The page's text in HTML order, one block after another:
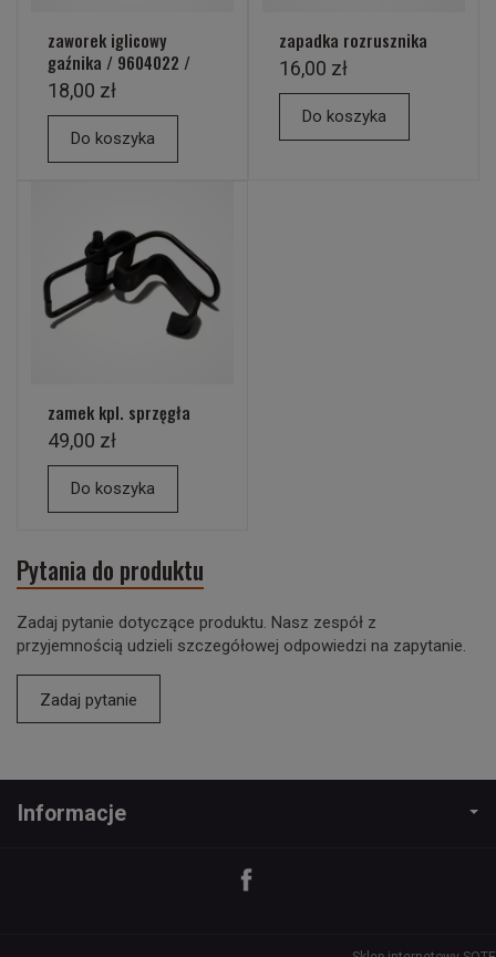
zaworek iglicowy
gaźnika / 9604022 /
18,00 zł
Do koszyka
zapadka rozrusznika
16,00 zł
Do koszyka
zamek kpl. sprzęgła
49,00 zł
Do koszyka
Pytania do produktu
Zadaj pytanie dotyczące produktu. Nasz zespół z
przyjemnością udzieli szczegółowej odpowiedzi na zapytanie.
Zadaj pytanie
Informacje